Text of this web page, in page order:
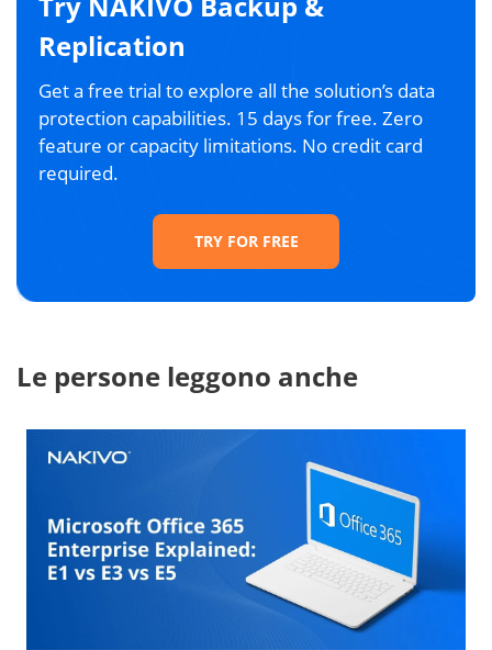
Replication
Get a free trial to explore all the solution’s data
protection capabilities. 15 days for free. Zero
feature or capacity limitations. No credit card
required.
TRY FOR FREE
Le persone leggono anche